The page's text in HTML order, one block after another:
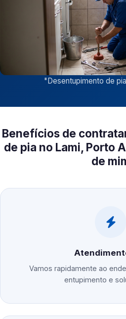
"Desentupimento de
Benefícios de
de pia no Lami, Porto
de
Vamos rapidamente ao
entupimento e